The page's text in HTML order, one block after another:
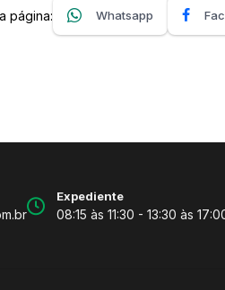
página: Whatsapp
Expediente
08:15 às 11:30 - 13:30 às